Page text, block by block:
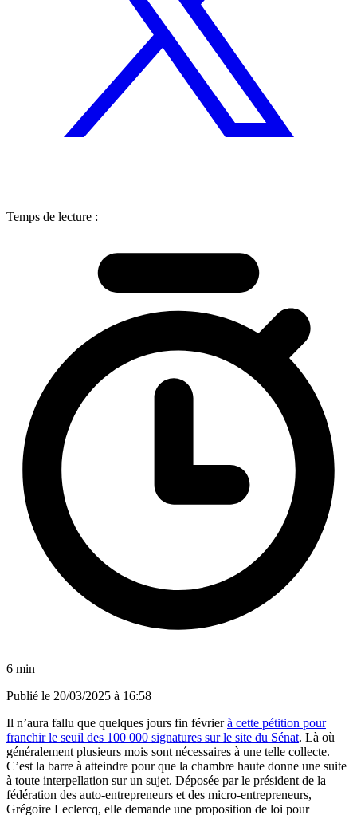
Temps de lecture :
6 min
Publié le 20/03/2025 à 16:58
Il n’aura fallu que quelques jours fin févrierà cette pétition pour
franchir le seuil des 100 000 signatures sur le site du Sénat. Là où
généralement plusieurs mois sont nécessaires à une telle collecte.
C’est la barre à atteindre pour que la chambre haute donne une suite
à toute interpellation sur un sujet. Déposée par le président de la
fédération des auto-entrepreneurs et des micro-entrepreneurs,
Grégoire Leclercq, elle demande une proposition de loi pour